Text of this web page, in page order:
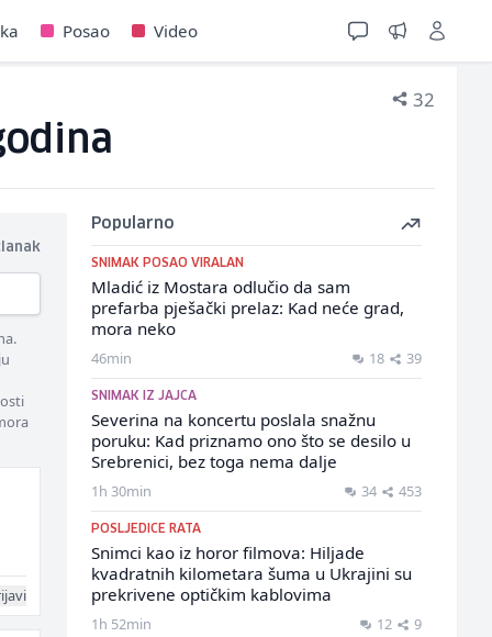
Posao Video
32
Popularno
SNIMAK POSAO VIRALAN
Mladić iz Mostara odlučio da sam
prefarba pješački prelaz: Kad neće grad,
mora neko
46min 18 39
SNIMAK IZ JAJCA
Severina na koncertu poslala snažnu
poruku: Kad priznamo ono što se desilo u
Srebrenici, bez toga nema dalje
1h 30min 34 453
POSLJEDICE RATA
Snimci kao iz horor filmova: Hiljade
kvadratnih kilometara šuma u Ukrajini su
prekrivene optičkim kablovima
1h 52min 12 9